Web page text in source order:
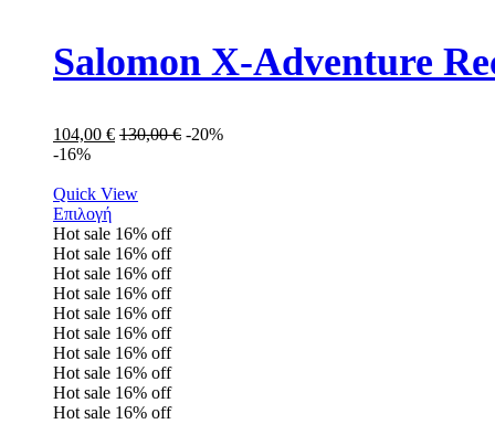
Salomon X-Adventure
104,00 € 130,00€ -20%
-16%
Quick View
Επιλογή
Hot sale 16% off
Hot sale 16% off
Hot sale 16% off
Hot sale 16% off
Hot sale 16% off
Hot sale 16% off
Hot sale 16% off
Hot sale 16% off
Hot sale 16% off
Hot sale 16% off